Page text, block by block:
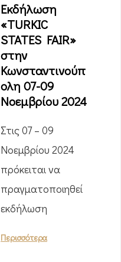
Εκδήλωση
«TURKIC
STATES FAIR»
στην
Κωνσταντινούπ
ολη 07-09
Νοεμβρίου 2024
Στις 07 – 09
Νοεμβρίου 2024
πρόκειται να
πραγματοποιηθεί
εκδήλωση
Περισσότερα